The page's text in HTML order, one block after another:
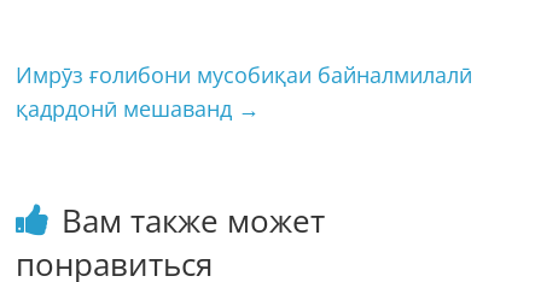
Имрӯз ғолибони мусобиқаи байналмилалӣ
қадрдонӣ мешаванд →
Вам также может
понравиться